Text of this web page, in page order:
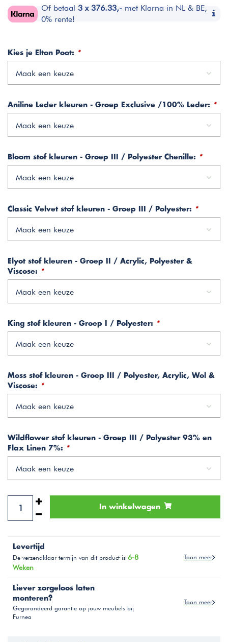
Of betaal 3 x 376.33,- met Klarna in NL & BE,
0% rente!
Kies je Elton Poot: *
Maak een keuze
Aniline Leder kleuren - Groep Exclusive /100% Leder: *
Maak een keuze
Bloom stof kleuren - Groep III / Polyester Chenille: *
Maak een keuze
Classic Velvet stof kleuren - Groep III / Polyester: *
Maak een keuze
Elyot stof kleuren - Groep II / Acrylic, Polyester &
Viscose:
*
Maak een keuze
King stof kleuren - Groep I / Polyester: *
Maak een keuze
Moss stof kleuren - Groep III / Polyester, Acrylic, Wol &
Viscose:
*
Maak een keuze
Wildflower stof kleuren - Groep III / Polyester 93% en
Flax Linen 7%:
*
Maak een keuze
In winkelwagen
Levertijd
De verzendklaar termijn van dit product is 6-8
Weken
Toon meer
Liever zorgeloos laten
monteren?
Gegarandeerd garantie op jouw meubels bij
Furnea
Toon meer